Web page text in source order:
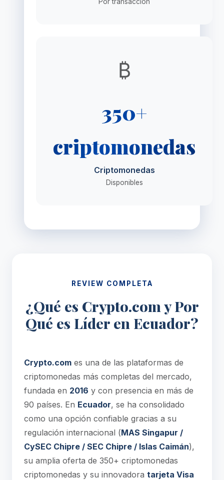
Por transacción
₿
350+
criptomonedas
Criptomonedas
Disponibles
REVIEW COMPLETA
¿Qué es Crypto.com y Por
Qué es Líder en Ecuador?
Crypto.com es una de las plataformas de
criptomonedas más completas del mercado,
fundada en 2016 y con presencia en más de
90 países. En Ecuador, se ha consolidado
como una opción confiable gracias a su
regulación internacional (MAS Singapur /
CySEC Chipre / SEC Chipre / Islas Caimán),
su amplia oferta de 350+ criptomonedas
criptomonedas y su innovadora tarjeta Visa